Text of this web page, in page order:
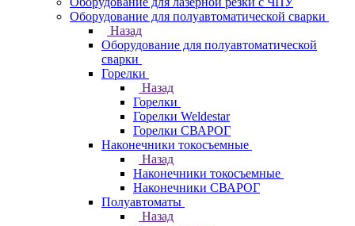
Оборудование для полуавтоматической сварки
Назад
Оборудование для полуавтоматической
сварки
Горелки
Назад
Горелки
Горелки Weldestar
Горелки СВАРОГ
Наконечники токосъемные
Назад
Наконечники токосъемные
Наконечники СВАРОГ
Полуавтоматы
Назад